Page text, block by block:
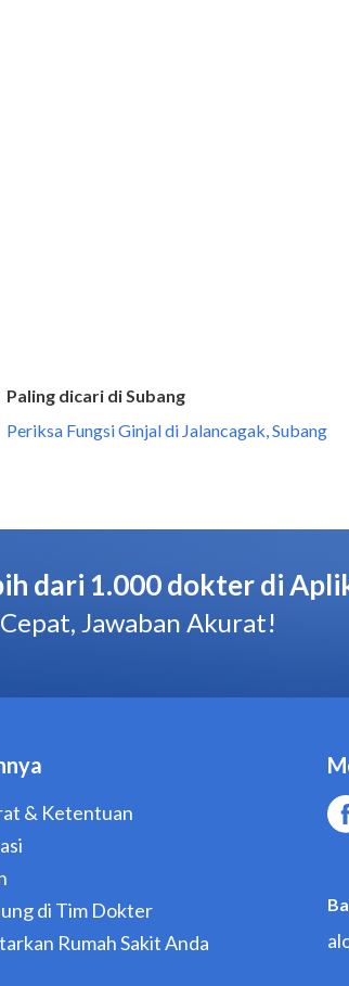
Paling dicari di Subang
Periksa Fungsi Ginjal di Jalancagak, Subang